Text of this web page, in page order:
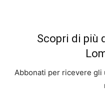
Scopri di più
Abbonati per ricevere